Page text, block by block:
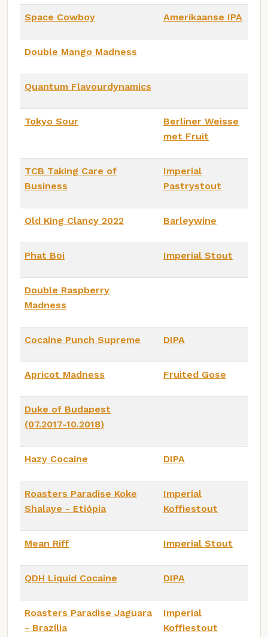
Space Cowboy Amerikaanse IPA
Double Mango Madness
Quantum Flavourdynamics
Tokyo Sour
Berliner Weisse
met Fruit
TCB Taking Care of
Business
Imperial
Pastrystout
Old King Clancy 2022 Barleywine
Phat Boi Imperial Stout
Double Raspberry
Madness
Cocaine Punch Supreme DIPA
Apricot Madness Fruited Gose
Duke of Budapest
(07.2017-10.2018)
Hazy Cocaine DIPA
Roasters Paradise Koke
Shalaye - Etiópia
Imperial
Koffiestout
Mean Riff Imperial Stout
QDH Liquid Cocaine DIPA
Roasters Paradise Jaguara
- Brazília
Imperial
Koffiestout